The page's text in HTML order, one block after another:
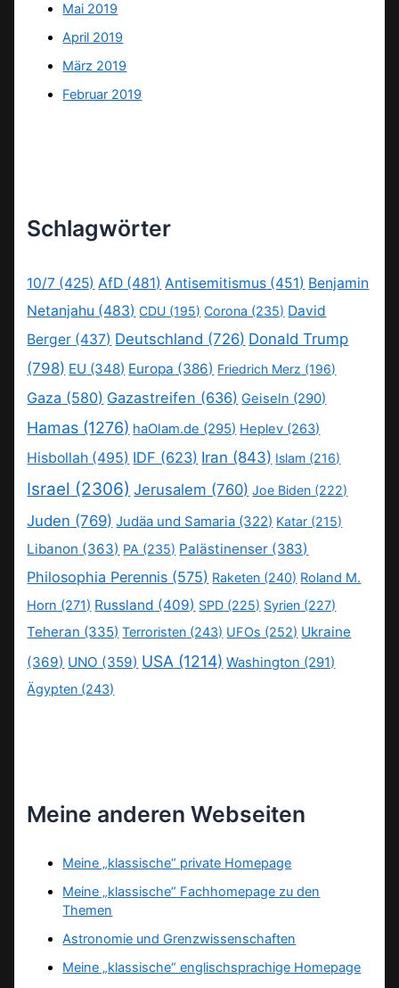
Mai 2019
April 2019
März 2019
Februar 2019
Schlagwörter
10/7 (425) AfD (481) Antisemitismus (451) Benjamin
Netanjahu (483) CDU (195) Corona (235) David
Berger (437) Deutschland (726) Donald Trump
(798) EU (348) Europa (386) Friedrich Merz (196)
Gaza (580) Gazastreifen (636) Geiseln (290)
Hamas (1276) haOlam.de (295) Heplev (263)
Hisbollah (495) IDF (623) Iran (843) Islam (216)
Israel (2306) Jerusalem (760) Joe Biden (222)
Juden (769) Judäa und Samaria (322) Katar (215)
Libanon (363) PA (235) Palästinenser (383)
Philosophia Perennis (575) Raketen (240) Roland M.
Horn (271) Russland (409) SPD (225) Syrien (227)
Teheran (335) Terroristen (243) UFOs (252) Ukraine
(369) UNO (359) USA (1214) Washington (291)
Ägypten (243)
Meine anderen Webseiten
Meine „klassische“ private Homepage
Meine „klassische“ Fachhomepage zu den
Themen
Astronomie und Grenzwissenschaften
Meine „klassische“ englischsprachige Homepage